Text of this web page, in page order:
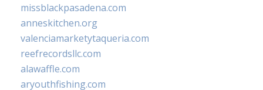
missblackpasadena.com
anneskitchen.org
valenciamarketytaqueria.com
reefrecordsllc.com
alawaffle.com
aryouthfishing.com